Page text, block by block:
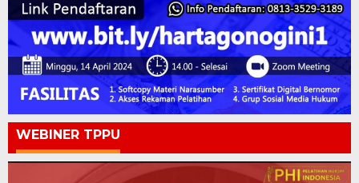
WEBINER TPPU